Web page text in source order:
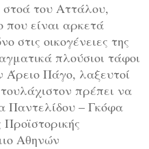
του Αττάλου,
που είναι αρκετά
στις οικογένειες της
πλούσιοι τάφοι
Πάγο, λαξευτοί
πρέπει να
Παντελίδου – Γκόφα
Αθηνών